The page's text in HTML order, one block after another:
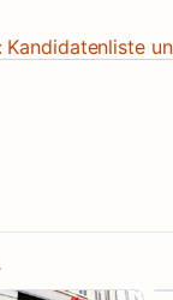
Kandidatenliste